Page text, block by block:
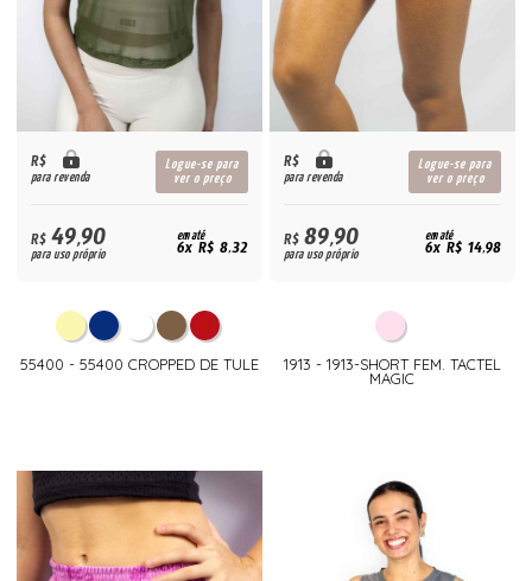
R$
para revenda
Logue-se para
ver o preço
R$49,90
para uso próprio
em até
6x R$ 8,32
55400 - 55400 CROPPED DE TULE
R$
para revenda
Logue-se para
ver o preço
R$89,90
para uso próprio
em até
6x R$ 14,98
1913 - 1913-SHORT FEM. TACTEL
MAGIC